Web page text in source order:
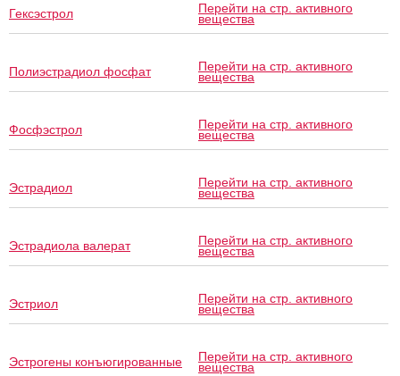
Гексэстрол Перейти на стр. активного
вещества
Полиэстрадиол фосфат Перейти на стр. активного
вещества
Фосфэстрол Перейти на стр. активного
вещества
Эстрадиол Перейти на стр. активного
вещества
Эстрадиола валерат Перейти на стр. активного
вещества
Эстриол Перейти на стр. активного
вещества
Эстрогены конъюгированные Перейти на стр. активного
вещества